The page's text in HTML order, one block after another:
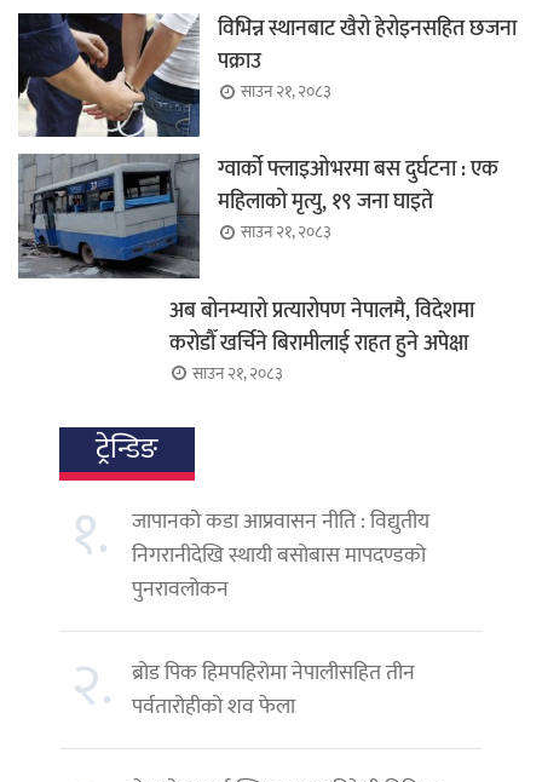
विभिन्न स्थानबाट खैरो हेरोइनसहित छजना
पक्राउ
साउन २१, २०८३
ग्वार्को फ्लाइओभरमा बस दुर्घटना : एक
महिलाको मृत्यु, १९ जना घाइते
साउन २१, २०८३
अब बोनम्यारो प्रत्यारोपण नेपालमै, विदेशमा
करोडौँ खर्चिने बिरामीलाई राहत हुने अपेक्षा
साउन २१, २०८३
ट्रेन्डिङ
१.
जापानको कडा आप्रवासन नीति : विद्युतीय
निगरानीदेखि स्थायी बसोबास मापदण्डको
पुनरावलोकन
२. ब्रोड पिक हिमपहिरोमा नेपालीसहित तीन
पर्वतारोहीको शव फेला